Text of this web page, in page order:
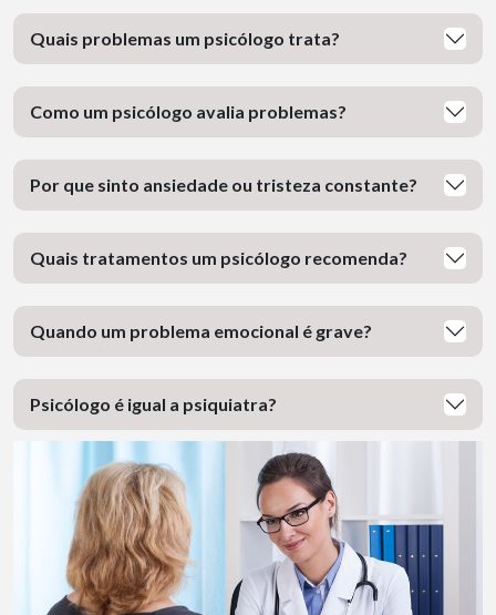
Quais problemas um psicólogo trata?
Como um psicólogo avalia problemas?
Por que sinto ansiedade ou tristeza constante?
Quais tratamentos um psicólogo recomenda?
Quando um problema emocional é grave?
Psicólogo é igual a psiquiatra?